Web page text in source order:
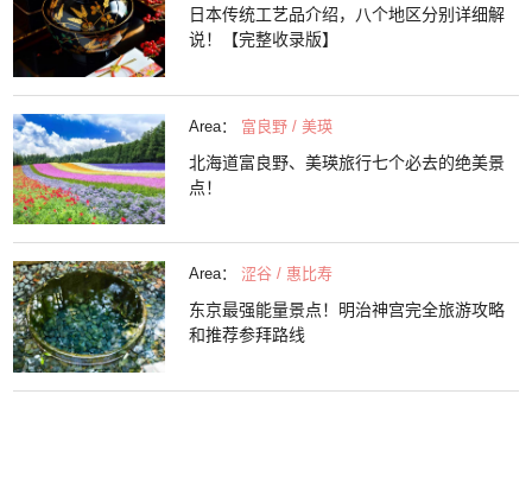
日本传统工艺品介绍，八个地区分别详细解
说！【完整收录版】
Area： 富良野 / 美瑛
北海道富良野、美瑛旅行七个必去的绝美景
点！
Area： 涩谷 / 惠比寿
东京最强能量景点！明治神宫完全旅游攻略
和推荐参拜路线